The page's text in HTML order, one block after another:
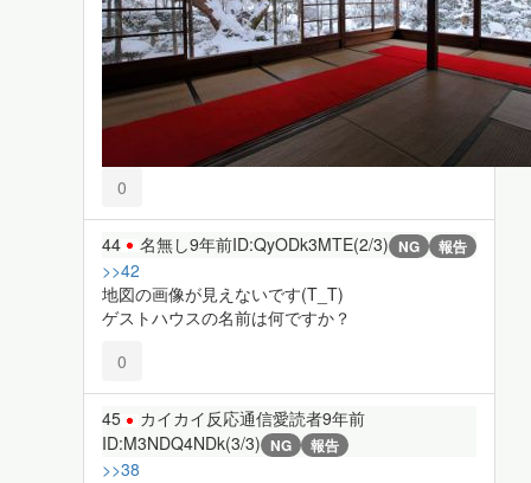
0
44 名無し9年前ID:QyODk3MTE(2/3) NG 報告
>>42
地図の画像が見えないです(T_T)
ゲストハウスの名前は何ですか？
0
45 カイカイ反応通信愛読者9年前
ID:M3NDQ4NDk(3/3) NG 報告
>>38